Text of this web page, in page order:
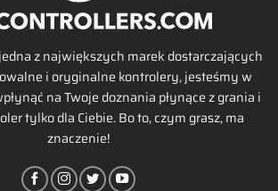
z największych marek dostarczających
i oryginalne kontrolery, jesteśmy w
na Twoje doznania płynące z grania i
tylko dla Ciebie. Bo to, czym grasz, ma
znaczenie!